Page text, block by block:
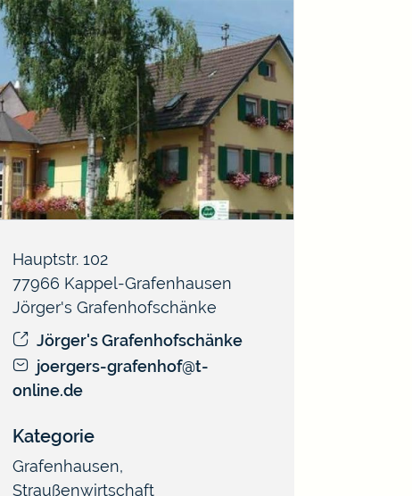
Jörger's Grafenhofschänke
Hauptstr. 102
77966 Kappel-Grafenhausen
Jörger's Grafenhofschänke
joergers-grafenhof@t-
online.de
Kategorie
Grafenhausen,
Straußenwirtschaft